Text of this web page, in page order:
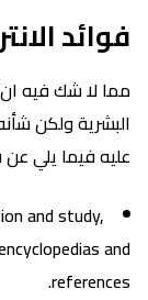
فوائد
مما لا شك فيه ان
البشرية ولكن
عليه فيما يلي عن
and study,
and
references.